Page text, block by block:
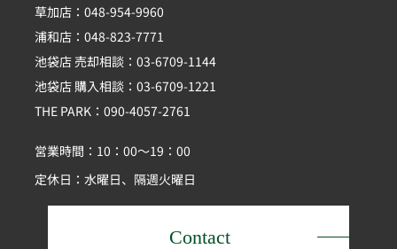
草加店：048-954-9960
浦和店：048-823-7771
池袋店 売却相談：03-6709-1144
池袋店 購入相談：03-6709-1221
THE PARK：090-4057-2761
営業時間：10：00～19：00
定休日：水曜日、隔週火曜日
Contact